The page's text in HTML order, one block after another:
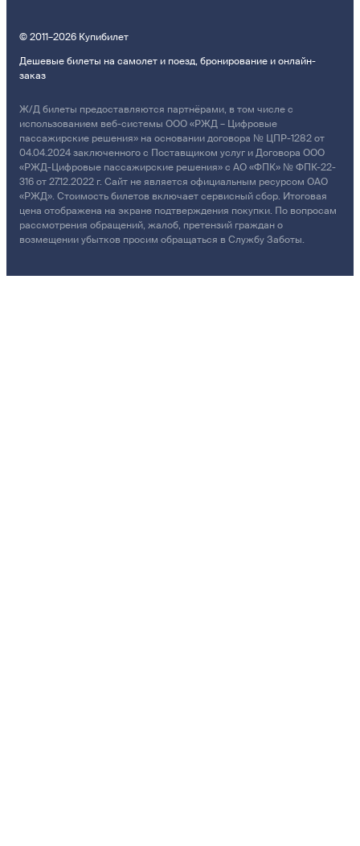
© 2011–2026 Купибилет
Дешевые билеты на самолет и поезд, бронирование и онлайн-
заказ
Ж/Д билеты предоставляются партнёрами, в том числе с
использованием веб-системы ООО «РЖД – Цифровые
пассажирские решения» на основании договора № ЦПР-1282 от
04.04.2024 заключенного с Поставщиком услуг и Договора ООО
«РЖД-Цифровые пассажирские решения» с АО «ФПК» № ФПК-22-
316 от 27.12.2022 г. Сайт не является официальным ресурсом ОАО
«РЖД». Стоимость билетов включает сервисный сбор. Итоговая
цена отображена на экране подтверждения покупки. По вопросам
рассмотрения обращений, жалоб, претензий граждан о
возмещении убытков просим обращаться в Службу Заботы.